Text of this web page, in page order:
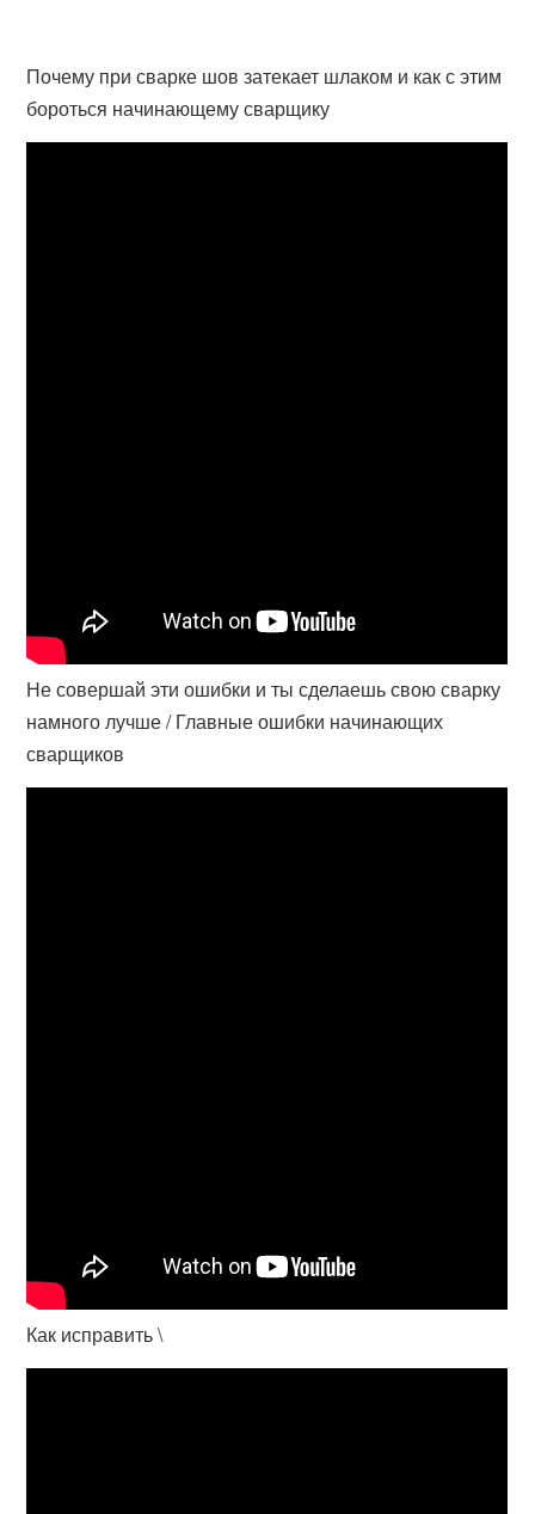
Почему при сварке шов затекает шлаком и как с этим
бороться начинающему сварщику
Не совершай эти ошибки и ты сделаешь свою сварку
намного лучше / Главные ошибки начинающих
сварщиков
Как исправить \